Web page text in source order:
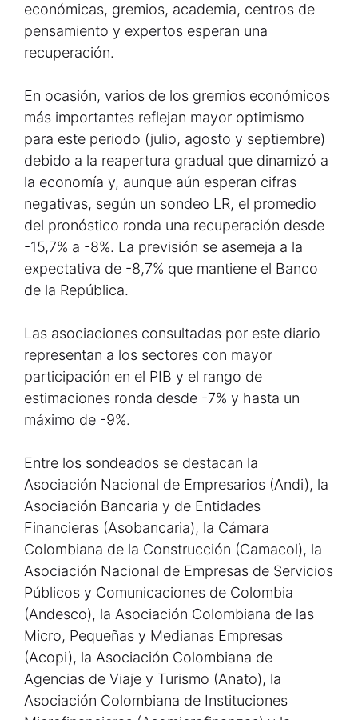
económicas, gremios, academia, centros de
pensamiento y expertos esperan una
recuperación.
En ocasión, varios de los gremios económicos
más importantes reflejan mayor optimismo
para este periodo (julio, agosto y septiembre)
debido a la reapertura gradual que dinamizó a
la economía y, aunque aún esperan cifras
negativas, según un sondeo LR, el promedio
del pronóstico ronda una recuperación desde
-15,7% a -8%. La previsión se asemeja a la
expectativa de -8,7% que mantiene el Banco
de la República.
Las asociaciones consultadas por este diario
representan a los sectores con mayor
participación en el PIB y el rango de
estimaciones ronda desde -7% y hasta un
máximo de -9%.
Entre los sondeados se destacan la
Asociación Nacional de Empresarios (Andi), la
Asociación Bancaria y de Entidades
Financieras (Asobancaria), la Cámara
Colombiana de la Construcción (Camacol), la
Asociación Nacional de Empresas de Servicios
Públicos y Comunicaciones de Colombia
(Andesco), la Asociación Colombiana de las
Micro, Pequeñas y Medianas Empresas
(Acopi), la Asociación Colombiana de
Agencias de Viaje y Turismo (Anato), la
Asociación Colombiana de Instituciones